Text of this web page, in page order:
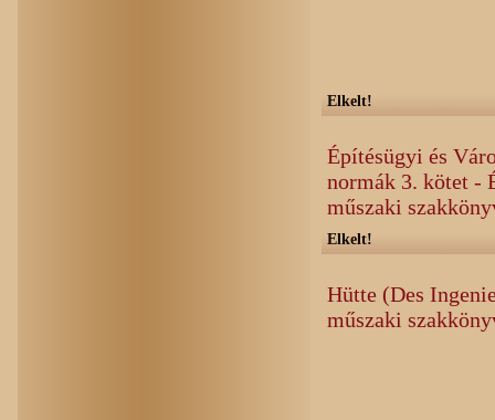
Elkelt!
Építésügyi és
normák 3. kötet -
műszaki
Elkelt!
Hütte (Des
műszaki